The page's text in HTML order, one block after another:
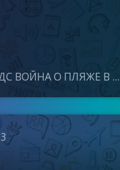
ВОЙНА О ПЛЯЖЕ В ...